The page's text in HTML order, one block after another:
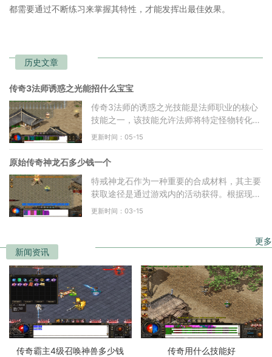
都需要通过不断练习来掌握其特性，才能发挥出最佳效果。
历史文章
传奇3法师诱惑之光能招什么宝宝
传奇3法师的诱惑之光技能是法师职业的核心
技能之一，该技能允许法师将特定怪物转化为
自己的召唤物。诱惑之光从13级开始可以修
更新时间：05-15
原始传奇神龙石多少钱一个
特戒神龙石作为一种重要的合成材料，其主要
获取途径是通过游戏内的活动获得。根据现有
信息，玩家通常可以在金叶子商店中兑换特戒
更新时间：03-15
新闻资讯
更多
传奇霸主4级召唤神兽多少钱 传奇用什么技能好